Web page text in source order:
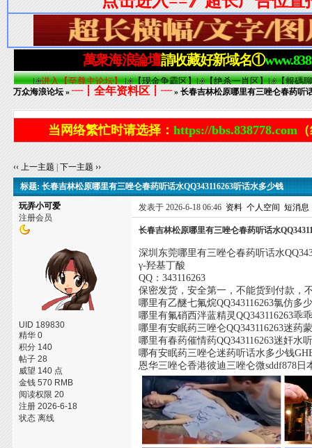
万众海浪论坛 »┈┋全年资料区┋┈» 长春吉林松原哪里有三唑仑春药听
当网络繁忙时请选择： https://bbs.838778.com
‹‹ 上一主题 |下一主题 ››
标题: 长春吉林松原哪里有三唑仑春药听话水QQ343116263听话水多少钱
玩弄小可爱
注册会员
UID 189830
精华 0
积分 140
帖子 28
威望 140 点
金钱 570 RMB
阅读权限 20
注册 2026-6-18
状态 离线
发表于 2026-6-18 06:46 资料 个人空间 短消息
长春吉林松原哪里有三唑仑春药听话水
深圳东莞哪里有三唑仑春药听话水
γ-羟基丁酸
QQ：343116263
保密发货，安全第一，不能货到付款，
哪里有乙醚七氟烷QQ343116263氯仿多
哪里有氟硝西泮蓝精灵QQ343116263乖
哪里有安眠药三唑仑QQ343116263迷药
哪里有春药催情药QQ343116263迷奸水
哪有安眠药三唑仑迷药听话水多少钱
恩华三唑仑香港彼迪三唑仑微sddf878